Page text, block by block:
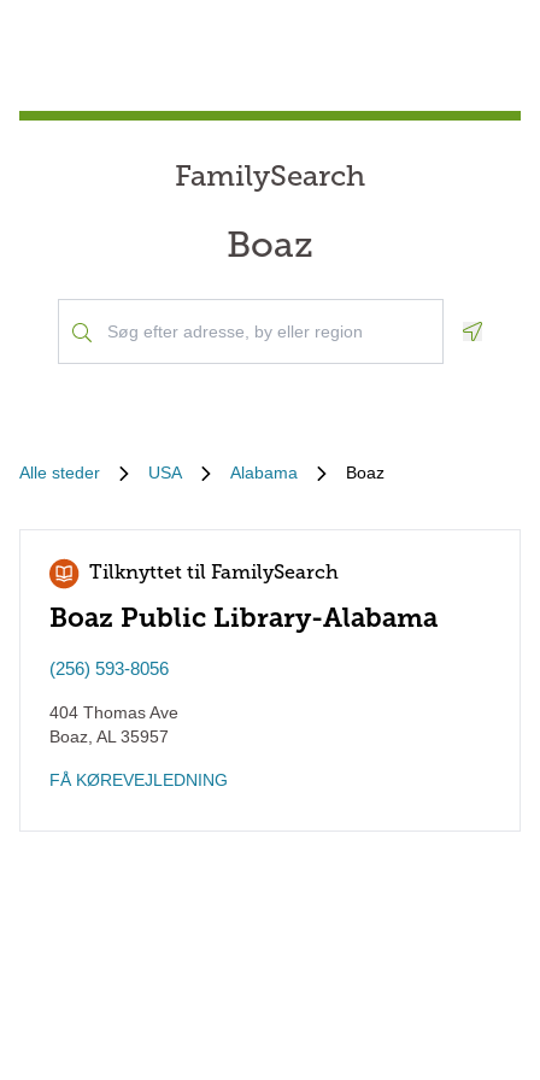
FamilySearch
Boaz
Alle steder USA Alabama Boaz
Tilknyttet til FamilySearch
Boaz Public Library-Alabama
(256) 593-8056
404 Thomas Ave
Boaz AL 35957
FÅ KØREVEJLEDNING